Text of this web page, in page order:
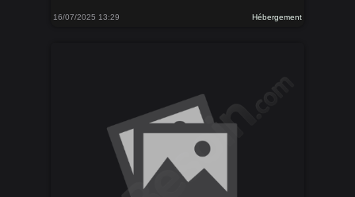
16/07/2025 13:29 Hébergement